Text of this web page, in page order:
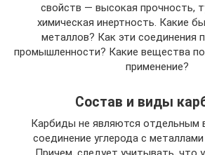
свойств — высокая прочность,
химическая инертность. Какие
металлов? Как эти соединения
промышленности? Какие вещества
применение?
Состав и виды
Карбиды не являются отдельным
соединение углерода с